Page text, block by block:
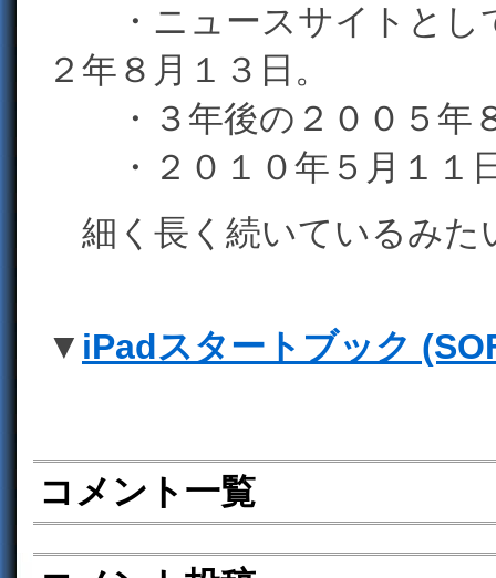
・ニュースサイトとし
２年８月１３日。
・３年後の２００５年
・２０１０年５月１１
細く長く続いているみた
▼ iPadスタートブック
コメント一覧